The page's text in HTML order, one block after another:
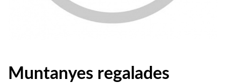
Muntanyes regalades